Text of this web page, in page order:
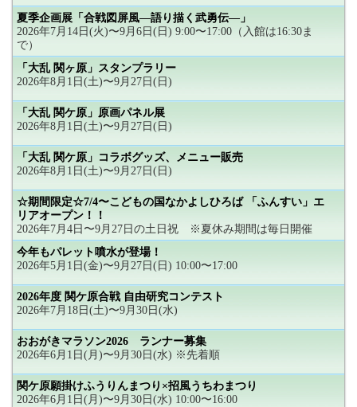
夏季企画展「合戦図屏風―語り描く武勇伝―」
2026年7月14日(火)〜9月6日(日) 9:00〜17:00（入館は16:30ま
で）
「大乱 関ヶ原」スタンプラリー
2026年8月1日(土)〜9月27日(日)
「大乱 関ケ原」原画パネル展
2026年8月1日(土)〜9月27日(日)
「大乱 関ケ原」コラボグッズ、メニュー販売
2026年8月1日(土)〜9月27日(日)
☆期間限定☆7/4〜こどもの国なかよしひろば 「ふんすい」エ
リアオープン！！
2026年7月4日〜9月27日の土日祝 ※夏休み期間は毎日開催
今年もパレット噴水が登場！
2026年5月1日(金)〜9月27日(日) 10:00〜17:00
2026年度 関ケ原合戦 自由研究コンテスト
2026年7月18日(土)〜9月30日(水)
おおがきマラソン2026 ランナー募集
2026年6月1日(月)〜9月30日(水) ※先着順
関ケ原願掛けふうりんまつり×招風うちわまつり
2026年6月1日(月)〜9月30日(水) 10:00〜16:00